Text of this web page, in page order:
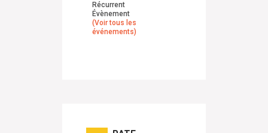
Récurrent
Évènement
(Voir tous les
événements)